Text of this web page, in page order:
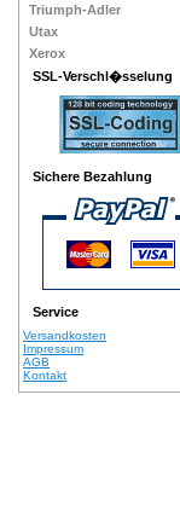
Triumph-Adler
Utax
Xerox
SSL-Verschl�sselung
Sichere Bezahlung
Service
Versandkosten
Impressum
AGB
Kontakt